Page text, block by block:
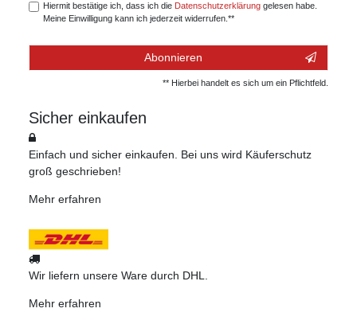
Hiermit bestätige ich, dass ich die Daten­schutz­erklärunggelesen habe.
Meine Einwilligung kann ich jederzeit widerrufen.**
Abonnieren
** Hierbei handelt es sich um ein Pflichtfeld.
Sicher einkaufen
Einfach und sicher einkaufen. Bei uns wird Käuferschutz
groß geschrieben!
Mehr erfahren
Wir liefern unsere Ware durch DHL.
Mehr erfahren